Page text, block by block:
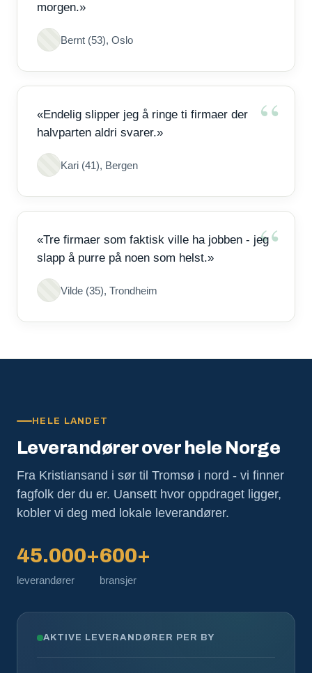
morgen.»
Bernt (53), Oslo
«Endelig slipper jeg å ringe ti firmaer der
halvparten aldri svarer.»
Kari (41), Bergen
«Tre firmaer som faktisk ville ha jobben - jeg
slapp å purre på noen som helst.»
Vilde (35), Trondheim
HELE LANDET
Leverandører over hele Norge
Fra Kristiansand i sør til Tromsø i nord - vi finner
fagfolk der du er. Uansett hvor oppdraget ligger,
kobler vi deg med lokale leverandører.
45.000+
leverandører
600+
bransjer
AKTIVE LEVERANDØRER PER BY